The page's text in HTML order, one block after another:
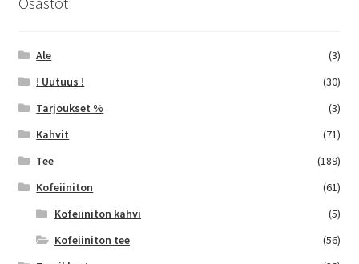
Ale
(3)
! Uutuus !
(30)
Tarjoukset %
(3)
Kahvit
(71)
Tee
(189)
Kofeiiniton
(61)
Kofeiiniton kahvi
(5)
Kofeiiniton tee
(56)